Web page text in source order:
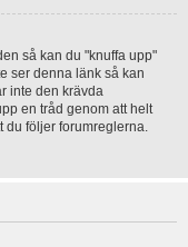
så kan du "knuffa upp"
ser denna länk så kan
inte den krävda
en tråd genom att helt
du följer forumreglerna.